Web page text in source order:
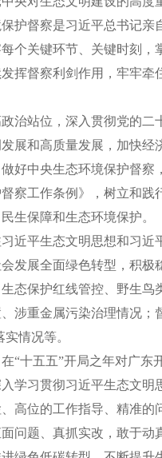
护督察是习近平总书记
个关键环节、关键时刻，
挥督察利剑作用，牢牢牵
治站位， 深入贯彻党的二
展和高质量发展 ， 加快经
好中央生态环境保护督察
察工作条例》， 树立和践
生保障和生态环境保护。
习近平生态文明思想和习近
会发展全面绿色转型，积极
生态保护红线管控 野生鸟
涉重金属污染治理情况；
实情况等。
“十五五”开局之年对广东
学习贯彻习近平生态文
高位的工作指导、精准
问题、真抓实改，敢于